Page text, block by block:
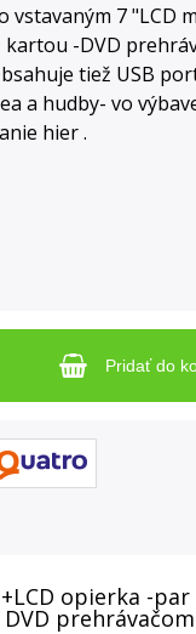
vstavaným 7 "LCD
kartou -DVD
tiež USB
a hudby- vo
hier .
Pridať do
opierka -
DVD prehrávačom